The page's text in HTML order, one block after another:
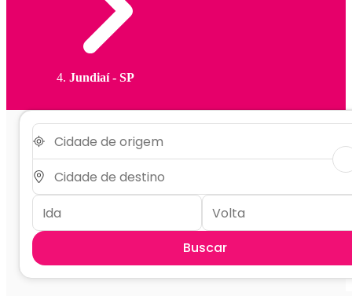
Jundiaí - SP
Buscar